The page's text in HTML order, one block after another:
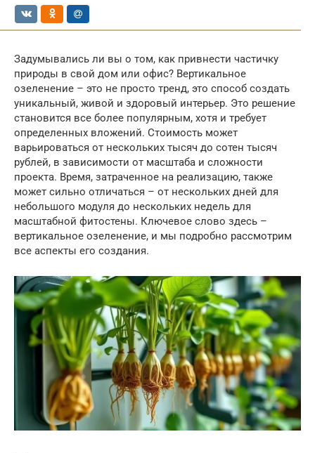
Задумывались ли вы о том, как привнести частичку
природы в свой дом или офис? Вертикальное
озеленение – это не просто тренд, это способ создать
уникальный, живой и здоровый интерьер. Это решение
становится все более популярным, хотя и требует
определенных вложений. Стоимость может
варьироваться от нескольких тысяч до сотен тысяч
рублей, в зависимости от масштаба и сложности
проекта. Время, затраченное на реализацию, также
может сильно отличаться – от нескольких дней для
небольшого модуля до нескольких недель для
масштабной фитостены. Ключевое слово здесь –
вертикальное озеленение, и мы подробно рассмотрим
все аспекты его создания.